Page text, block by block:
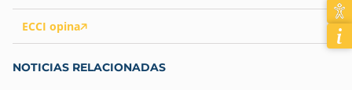
ECCI opina
NOTICIAS RELACIONADAS